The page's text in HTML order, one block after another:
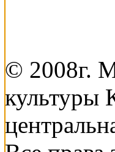
© 2008г.
культуры